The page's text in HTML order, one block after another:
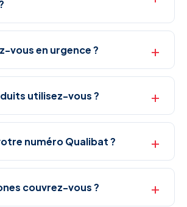
vous en urgence ?
utilisez-vous ?
numéro Qualibat ?
couvrez-vous ?